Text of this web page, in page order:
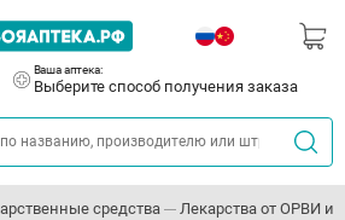
Ваша аптека:
Выберите способ получения заказа
средства Лекарства от ОРВИ и